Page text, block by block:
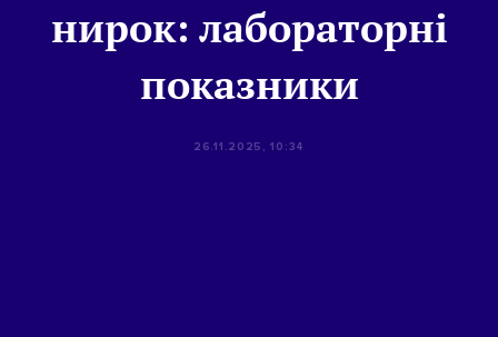
нирок: лабораторні
показники
26.11.2025, 10:34